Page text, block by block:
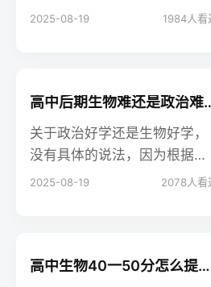
考生在有限的时间内准确答
选择题、简答题、实验题等各
2025-08-19 1984人看
高中后期生物
关于政治好学还是生物好学，
没有具体的说法，因为根据学
生情况不同，在学习上会有不
据学生情况不同，在学习上会
2025-08-19 2078 人看
高中生物40一50分怎么提高 有哪些学习技巧